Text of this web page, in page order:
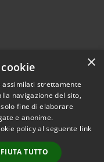
© 2026 • Comune di
Custonaci • Powered by
•Accesso
redazione
×
assimilati strettamente
navigazione del sito,
fine di elaborare
e anonime.
policy al seguente link
TUTTO